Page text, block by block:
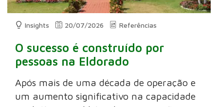
Insights 20/07/2026 Referências
O sucesso é construído por
pessoas na Eldorado
Após mais de uma década de operação e
um aumento significativo na capacidade